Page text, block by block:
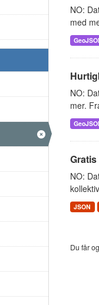
NO:
med
NO:
mer.
NO:
JSON
Du får